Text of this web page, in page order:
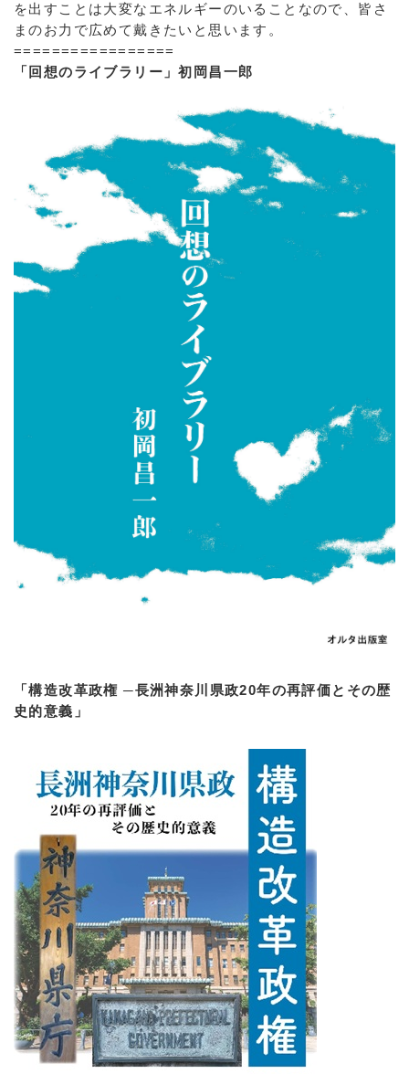
を出すことは大変なエネルギーのいることなので、皆さ
まのお力で広めて戴きたいと思います。
=================
「回想のライブラリー」初岡昌一郎
「構造改革政権 ─長洲神奈川県政20年の再評価とその歴
史的意義」